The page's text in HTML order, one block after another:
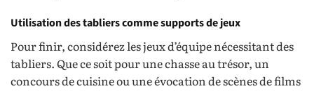
Utilisation des tabliers comme supports de jeux
Pour finir, considérez les jeux d’équipe nécessitant des
tabliers. Que ce soit pour une chasse au trésor, un
concours de cuisine ou une évocation de scènes de films